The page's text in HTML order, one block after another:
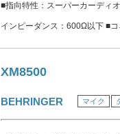
■指向特性：スーパーカーディ
インピーダンス：600Ω以下 ■
XM8500
BEHRINGER マイク